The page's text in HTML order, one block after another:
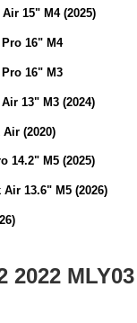
15" M4 (2025)
16" M4
16" M3
13" M3 (2024)
(2020)
14.2" M5 (2025)
Air 13.6" M5 (2026)
2022 MLY03